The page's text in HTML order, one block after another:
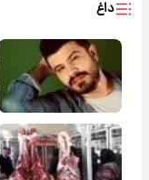
داغ